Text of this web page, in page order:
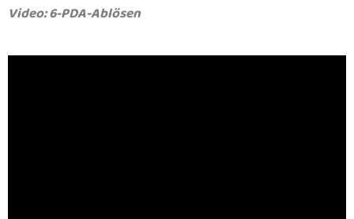
Video: 6-PDA-Ablösen